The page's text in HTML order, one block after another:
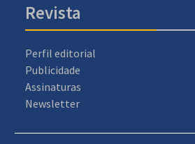
Revista
Perfil editorial
Publicidade
Assinaturas
Newsletter